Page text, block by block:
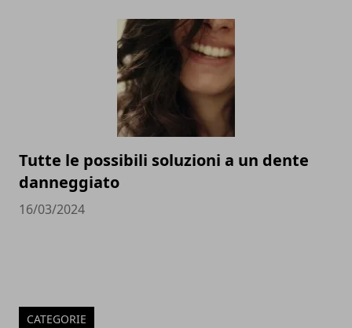
Tutte le possibili soluzioni a un dente
danneggiato
16/03/2024
CATEGORIE